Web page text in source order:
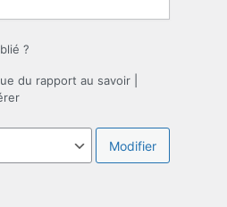
?
du rapport au savoir